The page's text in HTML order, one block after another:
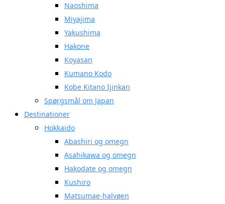
Naoshima
Miyajima
Yakushima
Hakone
Koyasan
Kumano Kodo
Kobe Kitano Ijinkan
Spørgsmål om Japan
Destinationer
Hokkaido
Abashiri og omegn
Asahikawa og omegn
Hakodate og omegn
Kushiro
Matsumae-halvøen